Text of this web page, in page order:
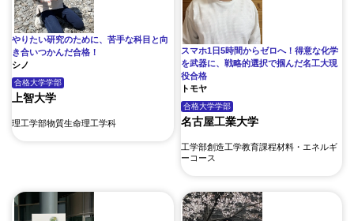
やりたい研究のために、苦手な科目と向
き合いつかんだ合格！
シノ
合格大学学部
上智大学
理工学部物質生命理工学科
スマホ1日5時間からゼロへ！得意な化学
を武器に、戦略的選択で掴んだ名工大現
役合格
トモヤ
合格大学学部
名古屋工業大学
工学部創造工学教育課程材料・エネルギ
ーコース